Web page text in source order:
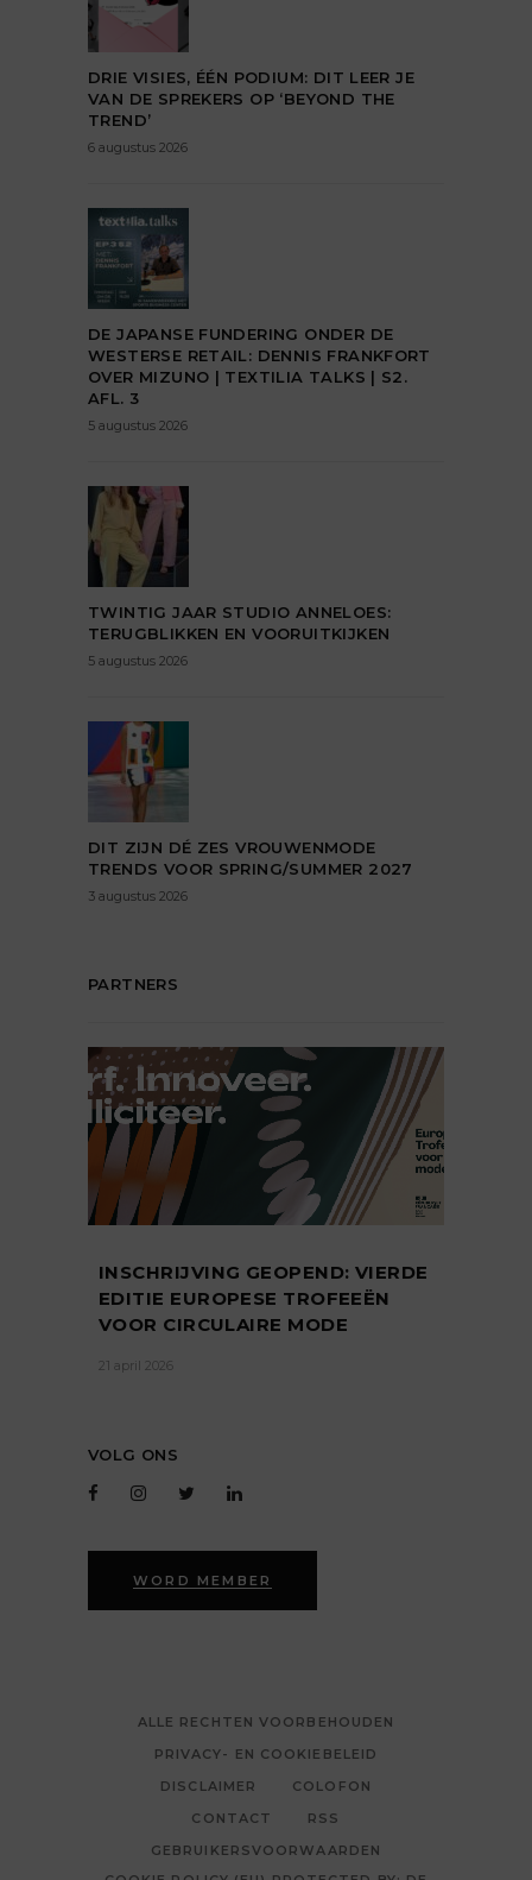
DRIE VISIES, ÉÉN PODIUM: DIT LEER JE
VAN DE SPREKERS OP ‘BEYOND THE
TREND’
6 augustus 2026
DE JAPANSE FUNDERING ONDER DE
WESTERSE RETAIL: DENNIS FRANKFORT
OVER MIZUNO | TEXTILIA TALKS | S2.
AFL. 3
5 augustus 2026
TWINTIG JAAR STUDIO ANNELOES:
TERUGBLIKKEN EN VOORUITKIJKEN
5 augustus 2026
DIT ZIJN DÉ ZES VROUWENMODE
TRENDS VOOR SPRING/SUMMER 2027
3 augustus 2026
PARTNERS
INSCHRIJVING GEOPEND: VIERDE
EDITIE EUROPESE TROFEEËN
VOOR CIRCULAIRE MODE
21 april 2026
VOLG ONS
WORD MEMBER
ALLE RECHTEN VOORBEHOUDEN
PRIVACY- EN COOKIEBELEID
DISCLAIMER
COLOFON
CONTACT
RSS
GEBRUIKERSVOORWAARDEN